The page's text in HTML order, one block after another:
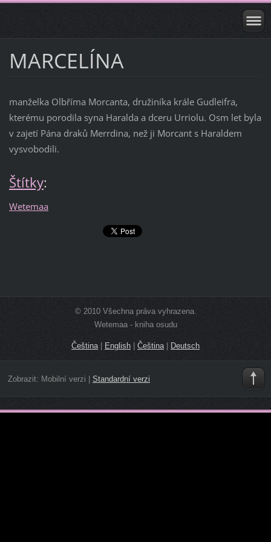
MARCELÍNA
manželka Olbříma Morcanta, družiníka krále Gudleifra,
kterému porodila syna Haralda a dceru Urriolu. Osm let byla
v zajetí Pána draků Merrdina, než ji Morcant s Haraldem
vysvobodili.
Štítky:
Wetemaa
© 2010 Všechna práva vyhrazena.
Wetemaa - kniha osudu
Čeština | English Čeština| Deutsch
Zobrazit: Mobilní verzi Standardní verzi